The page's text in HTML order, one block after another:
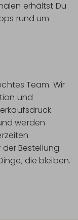
erhältst Du
rund um
Team. Wir
und
werden
Bestellung.
die bleiben.